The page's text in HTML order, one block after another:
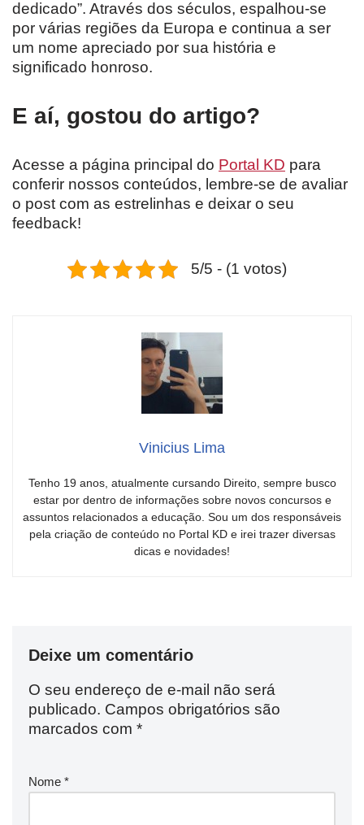
dedicado”. Através dos séculos, espalhou-se
por várias regiões da Europa e continua a ser
um nome apreciado por sua história e
significado honroso.
E aí, gostou do artigo?
Acesse a página principal do Portal KD para
conferir nossos conteúdos, lembre-se de avaliar
o post com as estrelinhas e deixar o seu
feedback!
5/5 - (1 votos)
Vinicius Lima
Tenho 19 anos, atualmente cursando Direito, sempre busco
estar por dentro de informações sobre novos concursos e
assuntos relacionados a educação. Sou um dos responsáveis
pela criação de conteúdo no Portal KD e irei trazer diversas
dicas e novidades!
Deixe um comentário
O seu endereço de e-mail não será
publicado. Campos obrigatórios são
marcados com *
Nome *